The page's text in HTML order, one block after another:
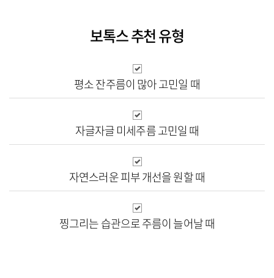
보톡스 추천 유형
평소 잔주름이 많아고민일 때
자글자글 미세주름고민일 때
자연스러운 피부개선을 원할 때
찡그리는 습관으로주름이 늘어날 때